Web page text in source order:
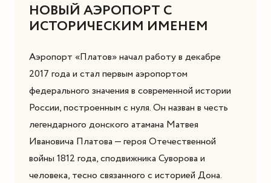
НОВЫЙ АЭРОПОРТ С
ИСТОРИЧЕСКИМ ИМЕНЕМ
Аэропорт «Платов» начал работу в декабре
2017 года и стал первым аэропортом
федерального значения в современной истории
России, построенным с нуля. Он назван в честь
легендарного донского атамана Матвея
Ивановича Платова — героя Отечественной
войны 1812 года, сподвижника Суворова и
человека, тесно связанного с историей Дона.